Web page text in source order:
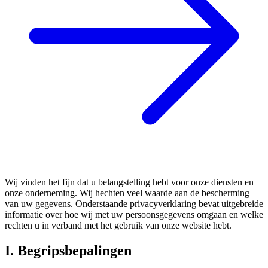
Wij vinden het fijn dat u belangstelling hebt voor onze diensten en
onze onderneming. Wij hechten veel waarde aan de bescherming
van uw gegevens. Onderstaande privacyverklaring bevat uitgebreide
informatie over hoe wij met uw persoonsgegevens omgaan en welke
rechten u in verband met het gebruik van onze website hebt.
I. Begripsbepalingen